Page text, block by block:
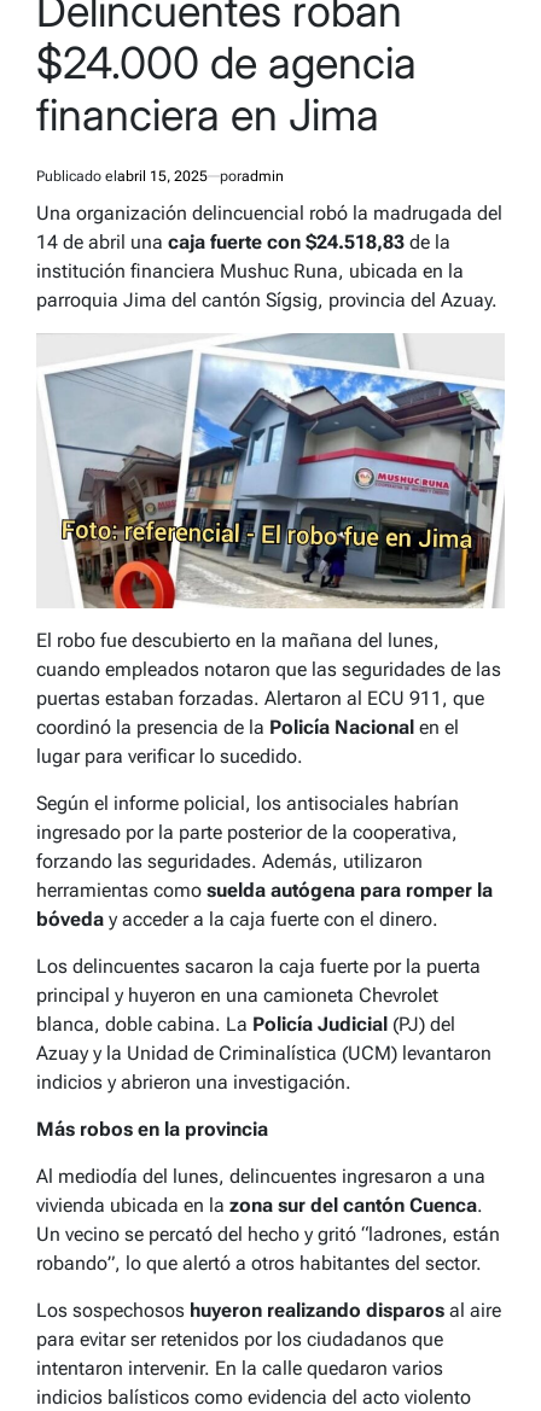
$24.000 de agencia
financiera en Jima
Publicado elabril 15, 2025 poradmin
Una organización delincuencial robó la madrugada del
14 de abril una caja fuerte con $24.518,83 de la
institución financiera Mushuc Runa, ubicada en la
parroquia Jima del cantón Sígsig, provincia del Azuay.
El robo fue descubierto en la mañana del lunes,
cuando empleados notaron que las seguridades de las
puertas estaban forzadas. Alertaron al ECU 911, que
coordinó la presencia de la Policía Nacional en el
lugar para verificar lo sucedido.
Según el informe policial, los antisociales habrían
ingresado por la parte posterior de la cooperativa,
forzando las seguridades. Además, utilizaron
herramientas como suelda autógena para romper la
bóveda y acceder a la caja fuerte con el dinero.
Los delincuentes sacaron la caja fuerte por la puerta
principal y huyeron en una camioneta Chevrolet
blanca, doble cabina. La Policía Judicial (PJ) del
Azuay y la Unidad de Criminalística (UCM) levantaron
indicios y abrieron una investigación.
Más robos en la provincia
Al mediodía del lunes, delincuentes ingresaron a una
vivienda ubicada en la zona sur del cantón Cuenca.
Un vecino se percató del hecho y gritó “ladrones, están
robando”, lo que alertó a otros habitantes del sector.
Los sospechosos huyeron realizando disparos al aire
para evitar ser retenidos por los ciudadanos que
intentaron intervenir. En la calle quedaron varios
indicios balísticos como evidencia del acto violento